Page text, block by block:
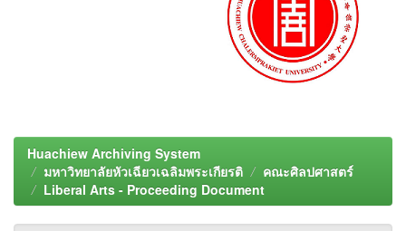
Huachiew Archiving System
มหาวิทยาลัยหัวเฉียวเฉลิมพระเกียรติ
คณะศิลปศาสตร์
Liberal Arts - Proceeding Document